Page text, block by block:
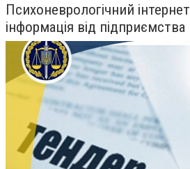
Психоневрологічний
інформація від підприємства